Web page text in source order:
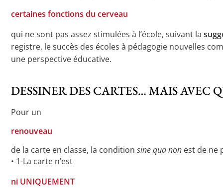
certaines fonctions du cerveau
qui ne sont pas assez stimulées à l’école, suivant la
registre, le succès des écoles à pédagogie nouvelles
une perspective éducative.
DESSINER DES CARTES… MAIS AVEC
Pour un
renouveau
de la carte en classe, la conditionsine qua non est de ne
• 1-La carte n’est
ni UNIQUEMENT